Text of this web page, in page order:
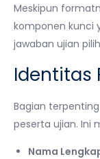
Meskipun
komponen kunci
jawaban ujian
Identitas
Bagian
peserta ujian. Ini
Nama